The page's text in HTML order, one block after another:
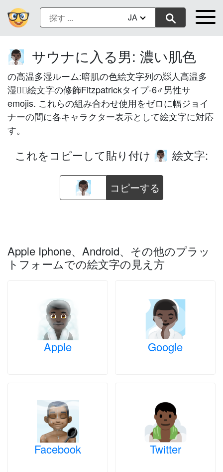
JA
🧖🏿‍♂️ サウナに入る男: 濃い肌色
の高温多湿ルーム:暗肌の色絵文字列の🧖人高温多
湿室🏿絵文字の修飾Fitzpatrickタイプ-6♂男性サ
emojis. これらの組み合わせ使用をゼロに幅ジョイ
ナーの間に各キャラクター表示として絵文字に対応
す。
これをコピーして貼り付け 🧖🏿‍♂️ 絵文字:
コピーする
Apple Iphone、Android、その他のプラッ
トフォームでの絵文字の見え方
Apple Google
Facebook Twitter